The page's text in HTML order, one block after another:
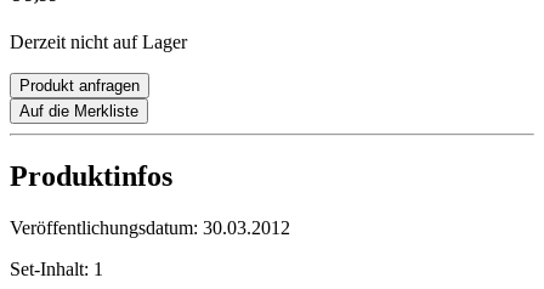
Derzeit nicht auf Lager
Produkt anfragen
Auf die Merkliste
Produktinfos
Veröffentlichungsdatum: 30.03.2012
Set-Inhalt: 1